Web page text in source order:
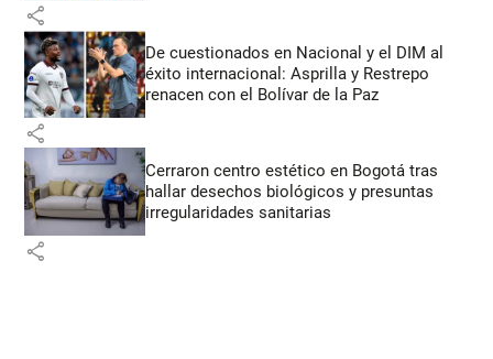
share
De cuestionados en Nacional y el DIM al
éxito internacional: Asprilla y Restrepo
renacen con el Bolívar de la Paz
share
Cerraron centro estético en Bogotá tras
hallar desechos biológicos y presuntas
irregularidades sanitarias
share